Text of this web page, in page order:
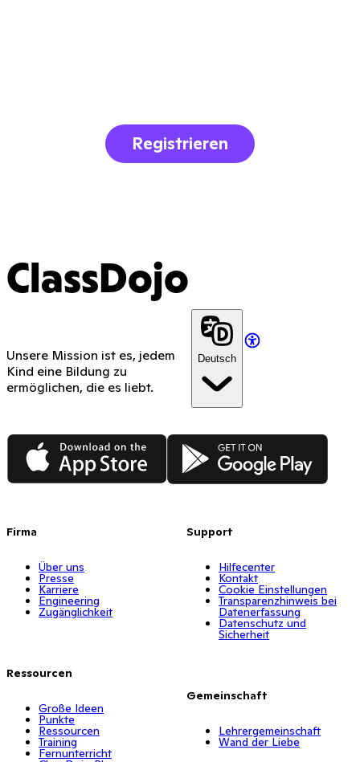
Registrieren
ClassDojo
Unsere Mission ist es, jedem
Kind eine Bildung zu
ermöglichen, die es liebt.
Deutsch
App Store Google Play
Firma
Über uns
Presse
Karriere
Engineering
Zugänglichkeit
Ressourcen
Große Ideen
Punkte
Ressourcen
Training
Fernunterricht
Support
Hilfecenter
Kontakt
Cookie Einstellungen
Transparenzhinweis bei
Datenerfassung
Datenschutz und
Sicherheit
Gemeinschaft
Lehrergemeinschaft
Wand der Liebe